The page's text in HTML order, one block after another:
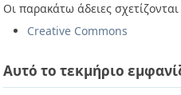
Οι παρακάτω άδειες
Creative Commons
Αυτό το τεκμήριο